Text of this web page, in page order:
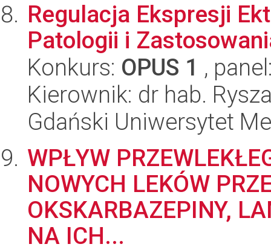
Regulacja Ekspresji
Patologii i
Konkurs: OPUS 1 ,
Kierownik: dr hab.
Gdański Uniwersytet
WPŁYW
NOWYCH LEKÓW
OKSKARBAZEPINY,
NA ICH...